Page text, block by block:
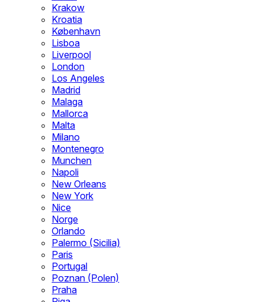
Krakow
Kroatia
København
Lisboa
Liverpool
London
Los Angeles
Madrid
Malaga
Mallorca
Malta
Milano
Montenegro
Munchen
Napoli
New Orleans
New York
Nice
Norge
Orlando
Palermo (Sicilia)
Paris
Portugal
Poznan (Polen)
Praha